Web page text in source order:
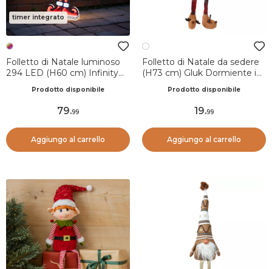
timer integrato
Folletto di Natale luminoso
294 LED (H60 cm) Infinity
Prodotto disponibile
79.99
Aggiungo al carrello
Folletto di Natale da sedere
(H73 cm) Gluk Dormiente in
Prodotto disponibile
19.99
Aggiungo al carrello